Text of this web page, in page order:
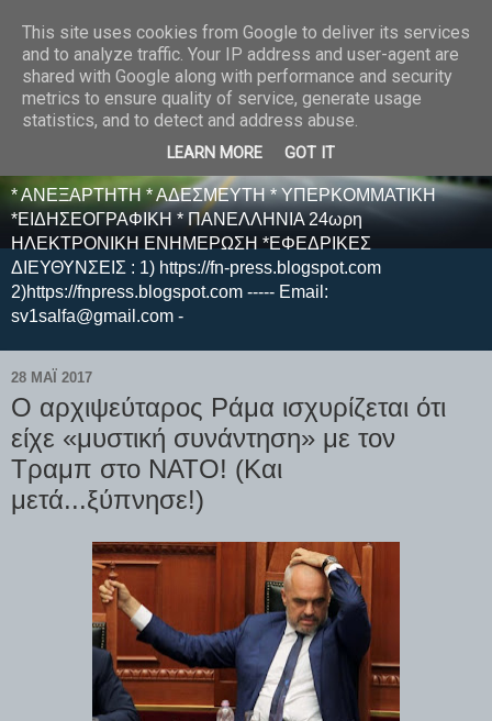
E F E N P R E S S -
ΗΛΕΚΤΡΟΝΙΚΗ
ΕΦΗΜΕΡΙΔΑ
* ΑΝΕΞΑΡΤΗΤΗ * ΑΔΕΣΜΕΥΤΗ * ΥΠΕΡΚΟΜΜΑΤΙΚΗ
*ΕΙΔΗΣΕΟΓΡΑΦΙΚΗ * ΠΑΝΕΛΛΗΝΙΑ 24ωρη
ΗΛΕΚΤΡΟΝΙΚΗ ΕΝΗΜΕΡΩΣΗ *ΕΦΕΔΡΙΚΕΣ
ΔΙΕΥΘΥΝΣΕΙΣ : 1) https://fn-press.blogspot.com
2)https://fnpress.blogspot.com ----- Email:
sv1salfa@gmail.com -
28 ΜΑΪ́ 2017
Ο αρχιψεύταρος Ράμα ισχυρίζεται ότι
είχε «μυστική συνάντηση» με τον
Τραμπ στο ΝΑΤΟ! (Kαι
μετά...ξύπνησε!)
This site uses cookies from Google to deliver its services
and to analyze traffic. Your IP address and user-agent are
shared with Google along with performance and security
metrics to ensure quality of service, generate usage
statistics, and to detect and address abuse.
LEARN MORE GOT IT